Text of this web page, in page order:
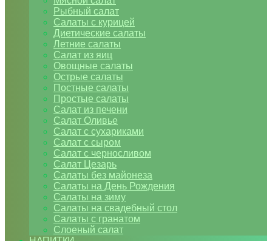
Рыбный салат
Салаты с курицей
Диетические салаты
Летние салаты
Салат из яиц
Овощные салаты
Острые салаты
Постные салаты
Простые салаты
Салат из печени
Салат Оливье
Салат с сухариками
Салат с сыром
Салат с черносливом
Салат Цезарь
Салаты без майонеза
Салаты на День Рождения
Салаты на зиму
Салаты на свадебный стол
Салаты с гранатом
Слоеный салат